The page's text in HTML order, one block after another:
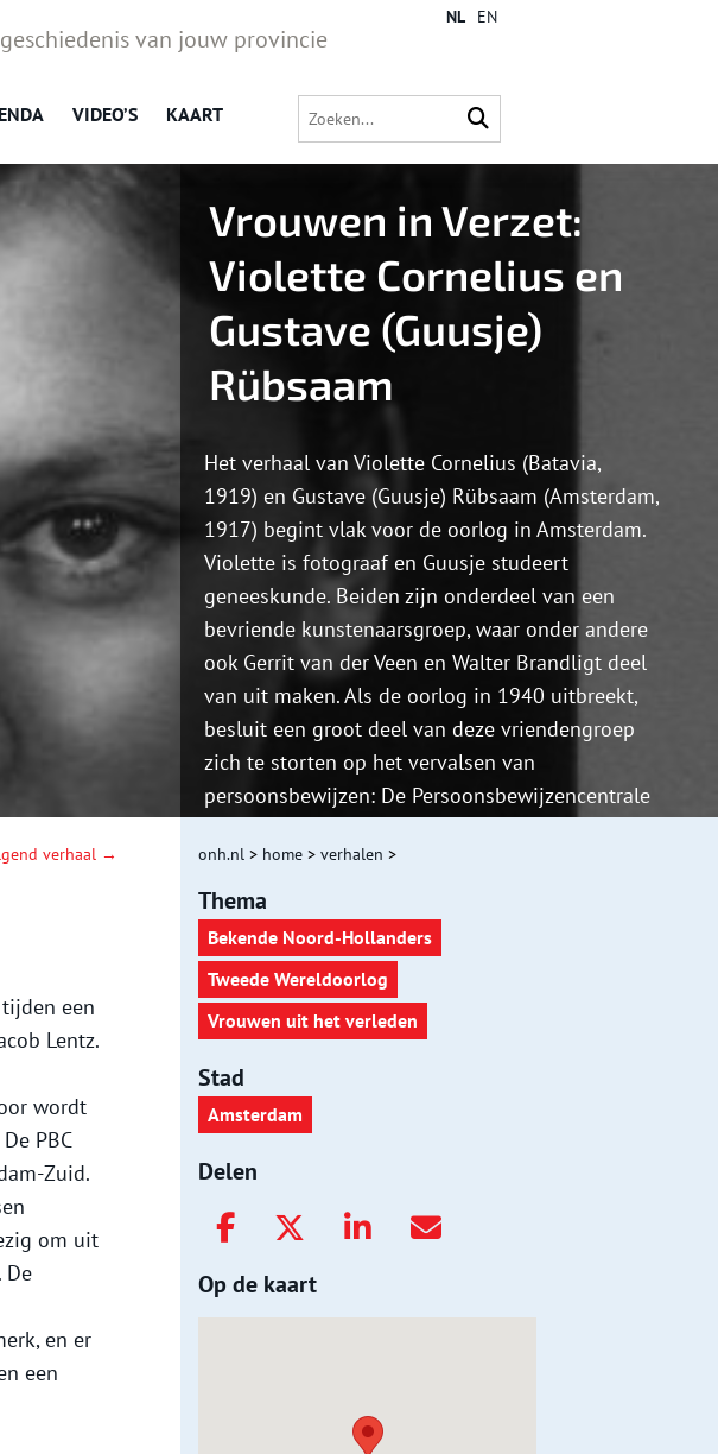
van jouw provincie
VIDEO’S KAART
NL EN
Vrouwen in Verzet:
Violette Cornelius en
Gustave (Guusje)
Rübsaam
Het verhaal van Violette Cornelius (Batavia,
1919) en Gustave (Guusje) Rübsaam (Amsterdam,
1917) begint vlak voor de oorlog in Amsterdam.
Violette is fotograaf en Guusje studeert
geneeskunde. Beiden zijn onderdeel van een
bevriende kunstenaarsgroep, waar onder andere
ook Gerrit van der Veen en Walter Brandligt deel
van uit maken. Als de oorlog in 1940 uitbreekt,
besluit een groot deel van deze vriendengroep
zich te storten op het vervalsen van
persoonsbewijzen: De Persoonsbewijzencentrale
verhaal →
een
Lentz.
wordt
PBC
Zuid.
om uit
De
en er
een
onh.nl > home > verhalen >
Thema
Bekende Noord-Hollanders
Tweede Wereldoorlog
Vrouwen uit het verleden
Stad
Amsterdam
Delen
Op de kaart